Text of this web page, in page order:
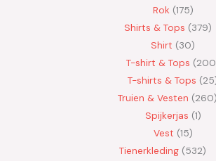
Rok 175
Shirts & Tops 379
Shirt
30
T-shirt & Tops
200
T-shirts & Tops
25
Truien & Vesten
260
Spijkerjas 1
Vest 15
Tienerkleding 532